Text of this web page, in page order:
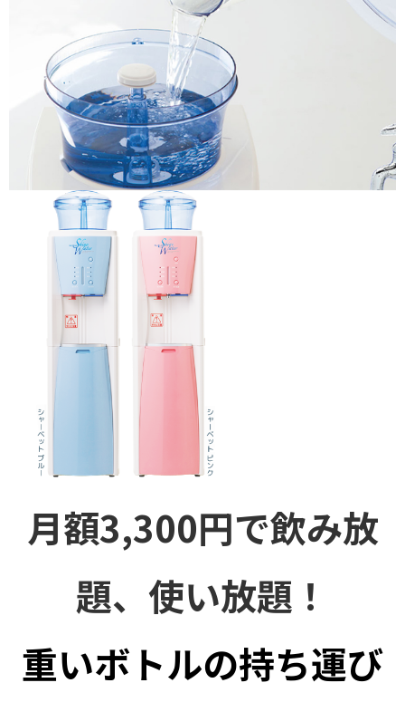
月額3,300円で飲み放
題、使い放題！
重いボトルの持ち運び